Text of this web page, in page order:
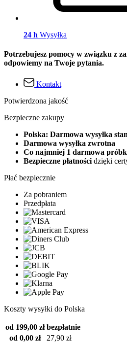
24 h Wysyłka
Potrzebujesz pomocy w związku z
odpowiemy na Twoje pytania.
Kontakt
Potwierdzona jakość
Bezpieczne zakupy
Polska: Darmowa wysyłka
Darmowa wysyłka zwrotna
Co najmniej 1 darmowa
Bezpieczne płatności dzięki
Płać bezpiecznie
Za pobraniem
Przedpłata
Koszty wysyłki do Polska
od 199,00 zł bezpłatnie
od 0,00 zł
27,90 zł